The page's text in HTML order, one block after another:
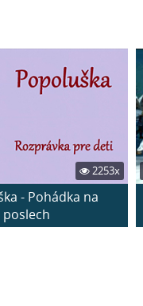
2253x
- Pohádka na
poslech